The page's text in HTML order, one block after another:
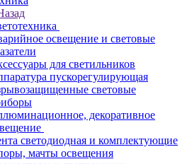
освещение и световые
для светильников
пускорегулирующая
световые
декоративное
светодиодная и комплектующие
мачты освещения